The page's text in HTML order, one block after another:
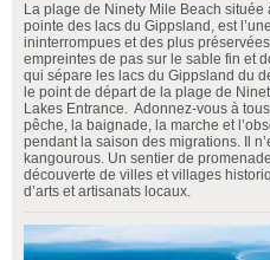
La plage de Ninety Mile Beach
pointe des lacs du Gippsland, est
ininterrompues et des plus
empreintes de pas sur le sable fin et
qui sépare les lacs du Gippsland du
le point de départ de la plage de
Lakes Entrance. Adonnez-vous à
pêche, la baignade, la marche et
pendant la saison des migrations. Il
kangourous. Un sentier de
découverte de villes et villages
d’arts et artisanats locaux.